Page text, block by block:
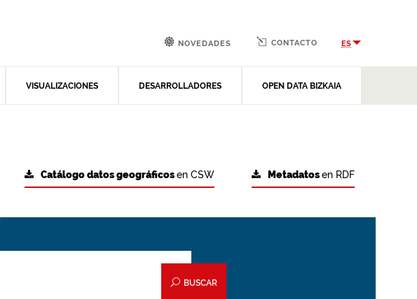
VISUALIZACIONES DESARROLLADORES OPEN DATA BIZKAIA
NOVEDADES CONTACTO ES
Metadatosen RDF
Catálogo datos geográficosen CSW
BUSCAR